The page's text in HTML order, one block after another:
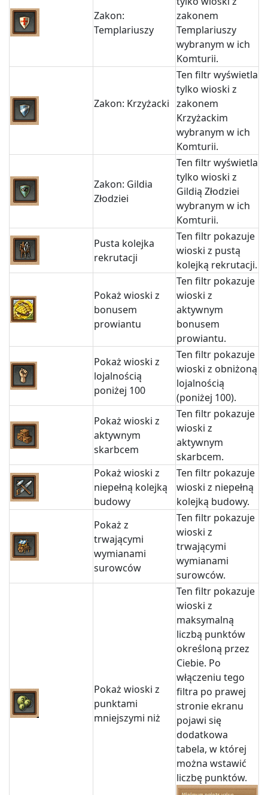
Zakon:
Templariuszy
zakonem
Templariuszy
wybranym w ich
Komturii.
Zakon: Krzyżacki
Ten filtr wyświetla
tylko wioski z
zakonem
Krzyżackim
wybranym w ich
Komturii.
Zakon: Gildia
Złodziei
Ten filtr wyświetla
tylko wioski z
Gildią Złodziei
wybranym w ich
Komturii.
Pusta kolejka
rekrutacji
Ten filtr pokazuje
wioski z pustą
kolejką rekrutacji.
Pokaż wioski z
bonusem
prowiantu
Ten filtr pokazuje
wioski z
aktywnym
bonusem
prowiantu.
Pokaż wioski z
lojalnością
poniżej 100
Ten filtr pokazuje
wioski z obniżoną
lojalnością
(poniżej 100).
Pokaż wioski z
aktywnym
skarbcem
Ten filtr pokazuje
wioski z
aktywnym
skarbcem.
Pokaż wioski z
niepełną kolejką
budowy
Ten filtr pokazuje
wioski z niepełną
kolejką budowy.
Pokaż z
trwającymi
wymianami
surowców
Ten filtr pokazuje
wioski z
trwającymi
wymianami
surowców.
Pokaż wioski z
punktami
mniejszymi niż
Ten filtr pokazuje
wioski z
maksymalną
liczbą punktów
określoną przez
Ciebie. Po
włączeniu tego
filtra po prawej
stronie ekranu
pojawi się
dodatkowa
tabela, w której
można wstawić
liczbę punktów.